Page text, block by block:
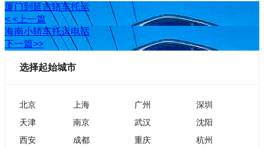
厦门到延吉轿车托运
< <上一篇
海南小轿车托运电话
下一篇>>
选择起始城市
北京 上海 广州
深圳
天津
南京 武汉
沈阳
西安
成都 重庆
杭州